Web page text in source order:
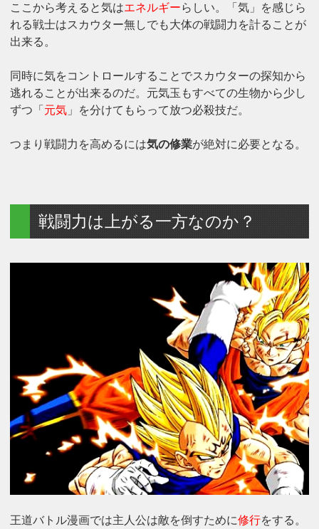
ここから考えると気はエネルギーらしい。「気」を感じら
れる戦士はスカウター無しでも大体の戦闘力を計ることが
出来る。
同時に気をコントロールすることでスカウターの探知から
逃れることが出来るのだ。元気玉もすべての生物から少し
ずつ「 元気 」を分けてもらって放つ必殺技だ。
つまり戦闘力を高めるには気の修業が絶対に必要となる。
戦闘力は上がる一方なのか？
王道バトル漫画では主人公は敵を倒すために修行をする。